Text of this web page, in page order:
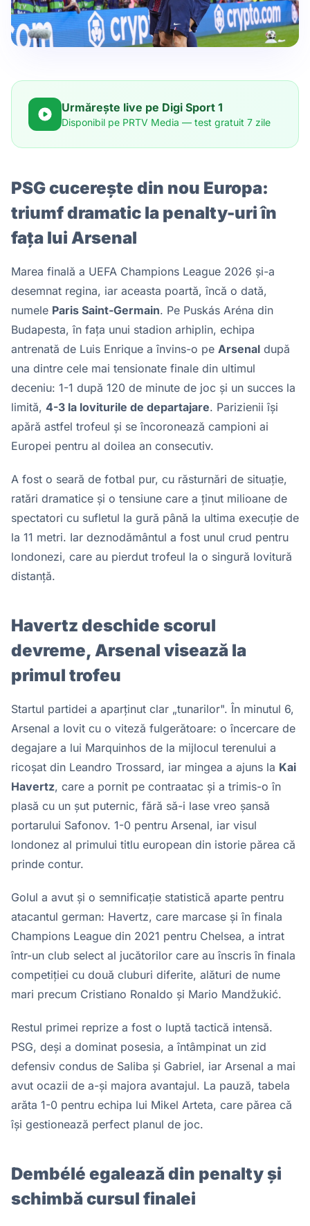
Urmărește live pe Digi Sport 1
Disponibil pe PRTV Media — test gratuit 7 zile
PSG cucerește din nou Europa:
triumf dramatic la penalty-uri în
fața lui Arsenal
Marea finală a UEFA Champions League 2026 și-a
desemnat regina, iar aceasta poartă, încă o dată,
numele Paris Saint-Germain. Pe Puskás Aréna din
Budapesta, în fața unui stadion arhiplin, echipa
antrenată de Luis Enrique a învins-o pe Arsenal după
una dintre cele mai tensionate finale din ultimul
deceniu: 1-1 după 120 de minute de joc și un succes la
limită, 4-3 la loviturile de departajare. Parizienii își
apără astfel trofeul și se încoronează campioni ai
Europei pentru al doilea an consecutiv.
A fost o seară de fotbal pur, cu răsturnări de situație,
ratări dramatice și o tensiune care a ținut milioane de
spectatori cu sufletul la gură până la ultima execuție de
la 11 metri. Iar deznodământul a fost unul crud pentru
londonezi, care au pierdut trofeul la o singură lovitură
distanță.
Havertz deschide scorul
devreme, Arsenal visează la
primul trofeu
Startul partidei a aparținut clar „tunarilor". În minutul 6,
Arsenal a lovit cu o viteză fulgerătoare: o încercare de
degajare a lui Marquinhos de la mijlocul terenului a
ricoșat din Leandro Trossard, iar mingea a ajuns la Kai
Havertz, care a pornit pe contraatac și a trimis-o în
plasă cu un șut puternic, fără să-i lase vreo șansă
portarului Safonov. 1-0 pentru Arsenal, iar visul
londonez al primului titlu european din istorie părea că
prinde contur.
Golul a avut și o semnificație statistică aparte pentru
atacantul german: Havertz, care marcase și în finala
Champions League din 2021 pentru Chelsea, a intrat
într-un club select al jucătorilor care au înscris în finala
competiției cu două cluburi diferite, alături de nume
mari precum Cristiano Ronaldo și Mario Mandžukić.
Restul primei reprize a fost o luptă tactică intensă.
PSG, deși a dominat posesia, a întâmpinat un zid
defensiv condus de Saliba și Gabriel, iar Arsenal a mai
avut ocazii de a-și majora avantajul. La pauză, tabela
arăta 1-0 pentru echipa lui Mikel Arteta, care părea că
își gestionează perfect planul de joc.
Dembélé egalează din penalty și
schimbă cursul finalei